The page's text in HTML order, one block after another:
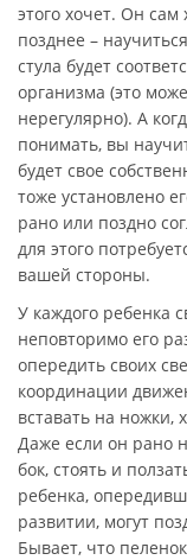
этого хочет. Он сам
позднее –
стула будет
организма (это
нерегулярно). А
понимать, вы
будет свое
тоже установлено
рано или поздно
для этого
вашей стороны.
У каждого ребенка
неповторимо его
опередить своих
координации
вставать на ножки,
Даже если он рано
бок, стоять и
ребенка,
развитии, могут
Бывает, что